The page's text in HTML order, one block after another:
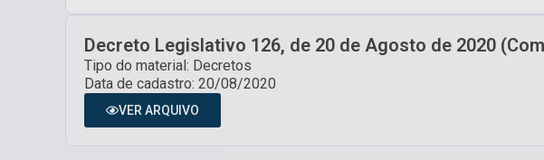
Decreto Legislativo 126, de 20 de Agosto de 2020
Tipo do material: Decretos
Data de cadastro: 20/08/2020
VER ARQUIVO